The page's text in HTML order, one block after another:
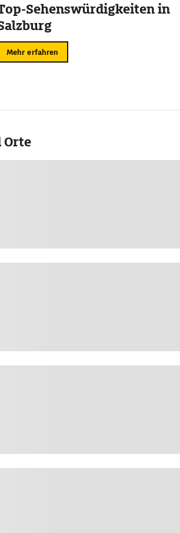
Sehenswürdigkeiten in
Mehr erfahren
Orte